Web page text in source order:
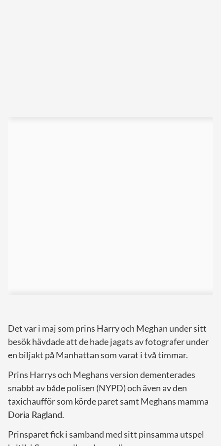
Det var i maj som prins Harry och Meghan under sitt
besök hävdade att de hade jagats av fotografer under
en biljakt på Manhattan som varat i två timmar.
Prins Harrys och Meghans version dementerades
snabbt av både polisen (NYPD) och även av den
taxichaufför som körde paret samt Meghans mamma
Doria Ragland.
Prinsparet fick i samband med sitt pinsamma utspel